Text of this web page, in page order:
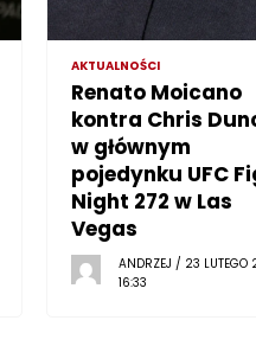
AKTUALNOŚCI
Renato Moicano
kontra Chris
w głównym
pojedynku UFC
Night 272 w Las
Vegas
ANDRZEJ / 23 LUTEGO
16:33